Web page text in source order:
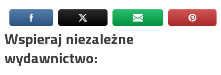
Wspieraj niezależne
wydawnictwo: